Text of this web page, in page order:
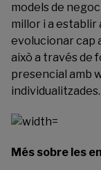
models de
millor i a
evolucionar cap
això a través de
presencial amb
individualitzades.
Més sobre les